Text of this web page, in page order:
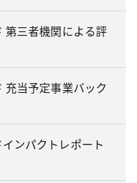
第三者機関による評
充当予定事業バック
ンパクトレポート